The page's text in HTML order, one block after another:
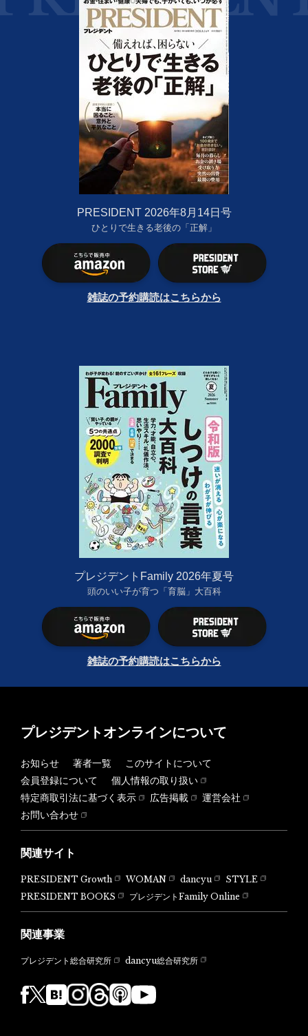
PRESIDENT 2026年8月14日号
ひとりで生きる老後の「正解」
雑誌の予約購読はこちらから
プレジデントFamily 2026年夏号
頭のいい子が育つ「育脳」大百科
雑誌の予約購読はこちらから
プレジデントオンラインについて
お知らせ 著者一覧
このサイトについて
会員登録について
個人情報の取り扱い
特定商取引法に基づく表示
広告掲載
運営会社
お問い合わせ
関連サイト
PRESIDENT Growth WOMAN dancyu
STYLE
PRESIDENT BOOKS
プレジデントFamily Online
関連事業
プレジデント総合研究所 dancyu総合研究所